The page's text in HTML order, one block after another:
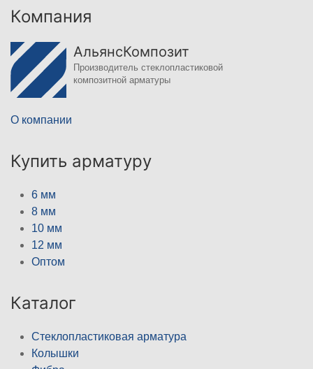
Компания
АльянсКомпозит
Производитель стеклопластиковой
композитной арматуры
О компании
Купить арматуру
6 мм
8 мм
10 мм
12 мм
Оптом
Каталог
Стеклопластиковая арматура
Колышки